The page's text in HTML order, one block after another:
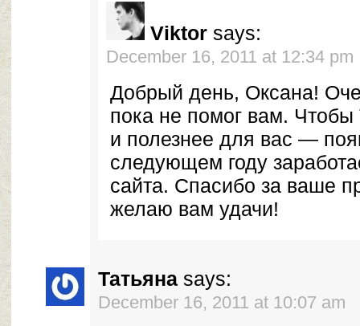
Viktor says:
December 16, 2011 at 12:34 pm
Добрый день, Оксана!
пока не помог вам. Чтобы
и полезнее для вас —
следующем году
сайта. Спасибо за ваше
желаю вам удачи!
Татьяна says:
December 16, 2011 at 10:07 am